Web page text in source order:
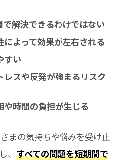
解決できるわけではない
よって効果が左右される
すい
レスや反発が強まるリスク
や時間の負担が生じる
まの気持ちや悩みを受け止
、すべての問題を短期間で